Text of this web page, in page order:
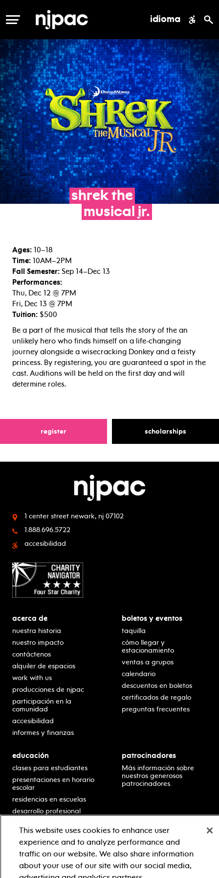
MENÚ idioma
shrek the
musical jr.
Ages: 10–18
Time: 10AM–2PM
Fall Semester: Sep 14–Dec 13
Performances:
Thu, Dec 12 @ 7PM
Fri, Dec 13 @ 7PM
Tuition: $500
Be a part of the musical that tells the story of the an
unlikely hero who finds himself on a life-changing
journey alongside a wisecracking Donkey and a feisty
princess. By registering, you are guaranteed a spot in the
cast. Auditions will be held on the first day and will
determine roles.
registerfor scholarships
1 center street newark, nj 07102
1.888.696.5722
accesibilidad
acerca de
nuestra historia
nuestro impacto
contáctenos
alquiler de espacios
work with us
producciones de njpac
participación en la
comunidad
accesibilidad
informes y finanzas
boletos y eventos
taquilla
cómo llegar y
estacionamiento
ventas a grupos
calendario
descuentos en boletos
certificados de regalo
preguntas frecuentes
educación
clases para estudiantes
presentaciones en horario
escolar
residencias en escuelas
desarrollo profesional
comuníquese con el
equipo educativo
patrocinadores
Más información sobre
nuestros generosos
patrocinadores.
This website uses cookies to enhance user
experience and to analyze performance and
traffic on our website. We also share information
about your use of our site with our social media,